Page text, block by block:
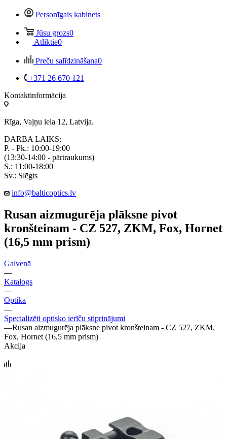
Personīgais kabinets
Jūsu grozs0
Atliktie0
Preču salīdzināšana0
+371 26 670 121
Kontaktinformācija
Rīga, Vaļņu iela 12, Latvija.
DARBA LAIKS:
P. - Pk.: 10:00-19:00
(13:30-14:00 - pārtraukums)
S.: 11:00-18:00
Sv.: Slēgts
info@balticoptics.lv
Rusan aizmugurēja plāksne pivot
kronšteinam - CZ 527, ZKM, Fox, Hornet
(16,5 mm prism)
Galvenā
—
Katalogs
—
Optika
—
Specializēti optisko ierīču stiprinājumi
—Rusan aizmugurēja plāksne pivot kronšteinam - CZ 527, ZKM,
Fox, Hornet (16,5 mm prism)
Akcija